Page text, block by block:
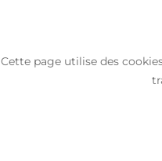
Cette page utilise des